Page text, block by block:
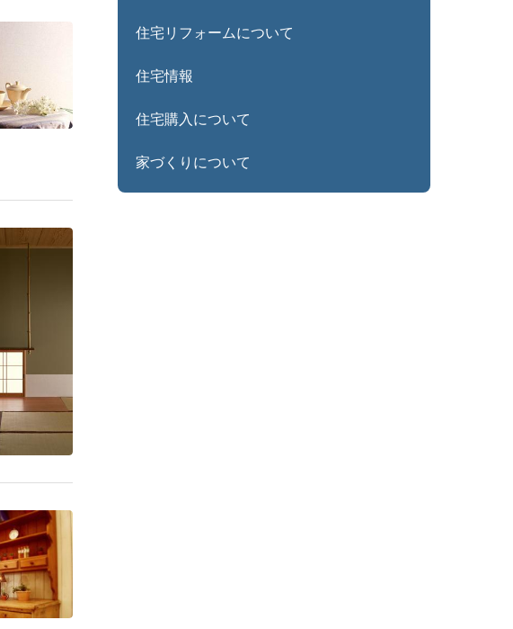
住宅リフォームについて
住宅情報
住宅購入について
家づくりについて